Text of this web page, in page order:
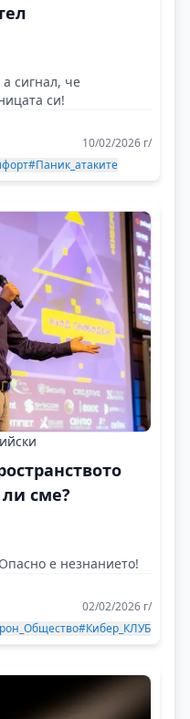
сигнал, че
си!
10/02/2026 г/
#Паник_атаките
сме?
е незнанието!
02/02/2026 г/
#Кибер_КЛУБ